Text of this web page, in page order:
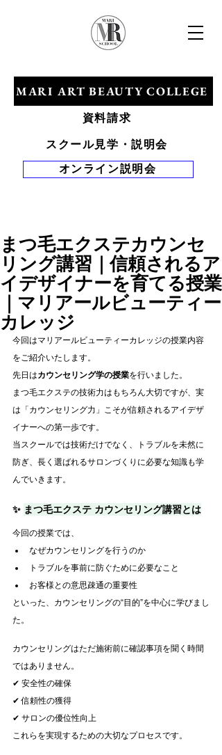
スクール見学・説明会
資料請求
MARI ART BEAUTY COLLEGE
オンライン説明会
まつ毛エクステカウンセ
リング講習｜信頼されるア
イデザイナーを育てる授業
｜マリアールビューティー
カレッジ
今回はマリアールビューティーカレッジの授業内容
をご紹介いたします。
先日はカウンセリング学の授業を行いました。
まつ毛エクステの技術力はもちろん大切ですが、実
は「カウンセリング力」こそが信頼されるアイデザ
イナーへの第一歩です。
当スクールでは技術だけでなく、トラブルを未然に
防ぎ、長く選ばれるサロンづくりに必要な知識も学
んでいきます。
✨ まつ毛エクステ カウンセリング講習とは
今回の授業では、
なぜカウンセリングを行うのか
トラブルを事前に防ぐために必要なこと
お客様との意思疎通の重要性
といった、カウンセリングの“目的”を中心に学びまし
た。
カウンセリングはただ施術前に確認事項を聞く時間
ではありません。
✔ 安全性の確保
✔ 信頼性の獲得
✔ サロンの優位性向上
これらを実現するための大切なプロセスです。